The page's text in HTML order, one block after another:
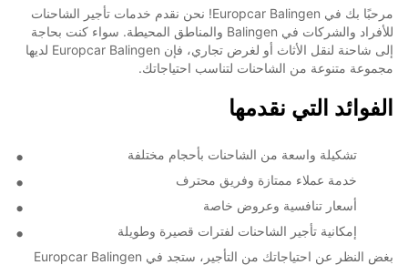
مرحبًا بك في Europcar Balingen! نحن نقدم خدمات تأجير الشاحنات
للأفراد والشركات في Balingen والمناطق المحيطة. سواء كنت بحاجة
إلى شاحنة لنقل الأثاث أو لغرض تجاري، فإن Europcar Balingen لديها
مجموعة متنوعة من الشاحنات لتناسب احتياجاتك.
الفوائد التي نقدمها
تشكيلة واسعة من الشاحنات بأحجام مختلفة
خدمة عملاء ممتازة وفريق محترف
أسعار تنافسية وعروض خاصة
إمكانية تأجير الشاحنات لفترات قصيرة وطويلة
بغض النظر عن احتياجاتك من التأجير، ستجد في Europcar Balingen